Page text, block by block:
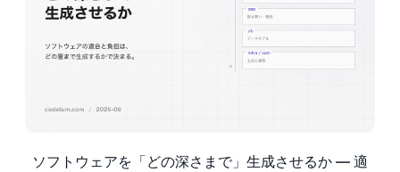
ソフトウェアを「どの深さまで」生成させるか — 適